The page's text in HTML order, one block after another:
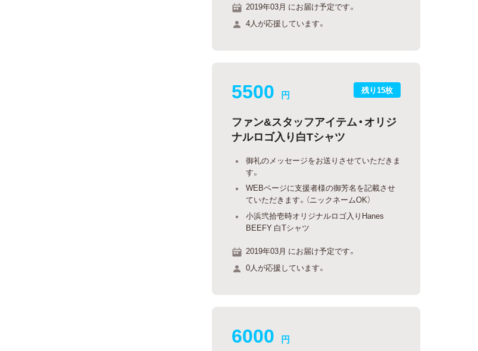
2019年03月 にお届け予定です。
4人が応援しています。
残り15枚
5500 円
ファン&スタッフアイテム・オリジ
ナルロゴ入り白Tシャツ
御礼のメッセージをお送りさせていただきま
す。
WEBページに支援者様の御芳名を記載させ
ていただきます。（ニックネームOK）
小浜弐拾壱時オリジナルロゴ入りHanes
BEEFY 白Tシャツ
2019年03月 にお届け予定です。
0人が応援しています。
6000 円